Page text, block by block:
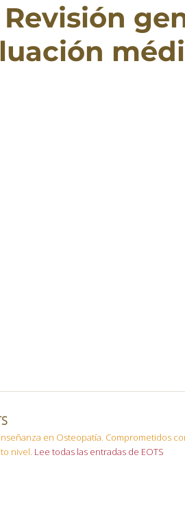
en Osteopatía. Comprometidos
nivel. Lee todas las entradas de EOTS